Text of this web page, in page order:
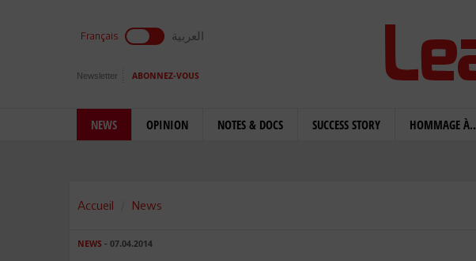
Français العربية
Newsletter ABONNEZ-VOUS
NEWS OPINION NOTES & DOCS SUCCESS STORY HOMMAGE À..
Accueil News
NEWS - 07.04.2014